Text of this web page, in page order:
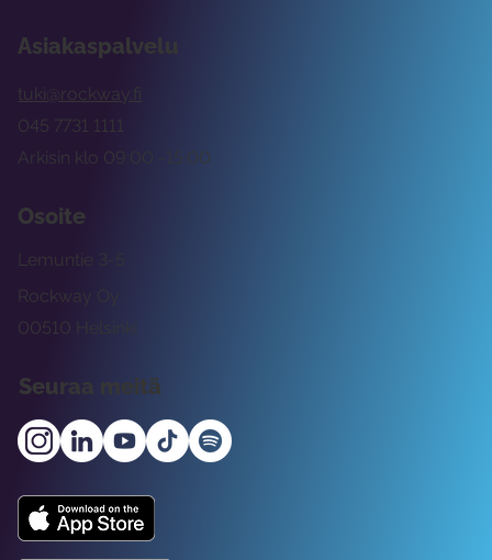
Asiakaspalvelu
tuki@rockway.fi
Arkisin klo 09:00 -15:00
045 7731 1111
Osoite
Rockway Oy
Lemuntie 3-5
00510 Helsinki
Seuraa meitä